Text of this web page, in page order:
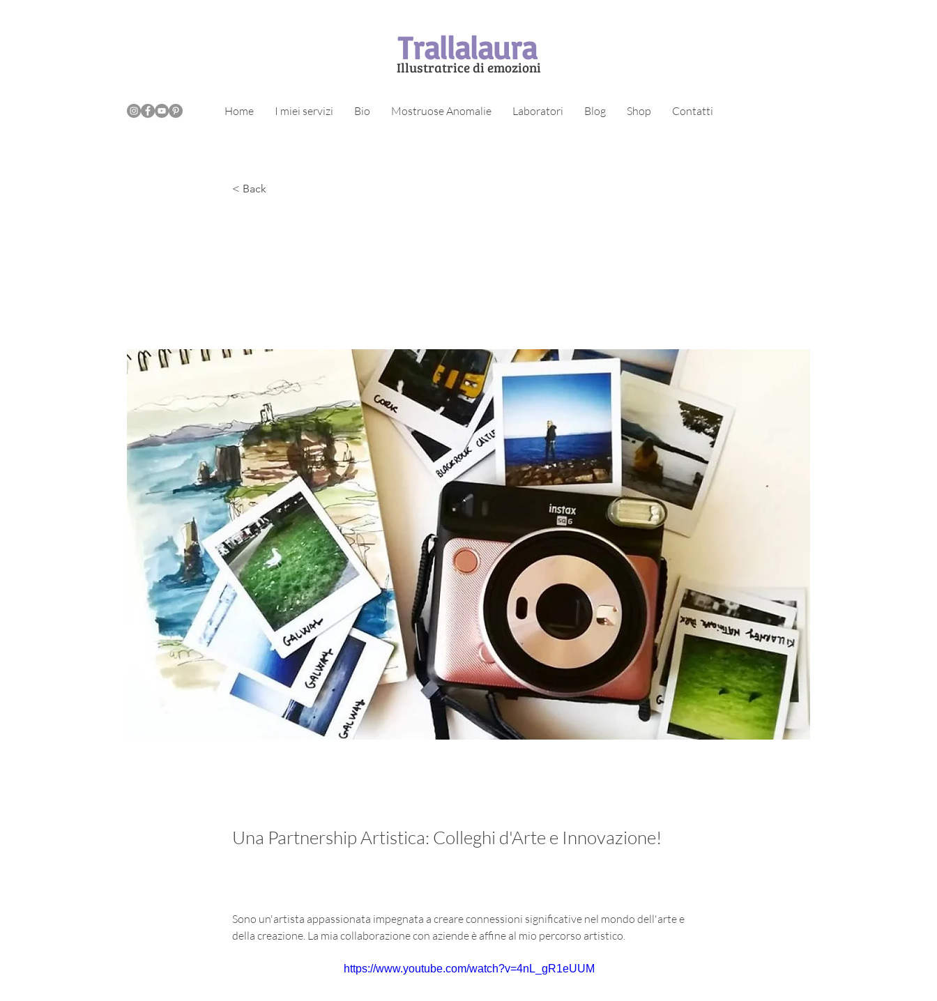
Trallalaura
Illustratrice di emozioni
Home I miei servizi Bio Mostruose Anomalie Laboratori Blog Shop Contatti
< Back
Una Partnership Artistica: Colleghi d'Arte e Innovazione!
Sono un'artista appassionata impegnata a creare connessioni significative nel mondo dell'arte e
della creazione. La mia collaborazione con aziende è affine al mio percorso artistico.
https://www.youtube.com/watch?v=4nL_gR1eUUM